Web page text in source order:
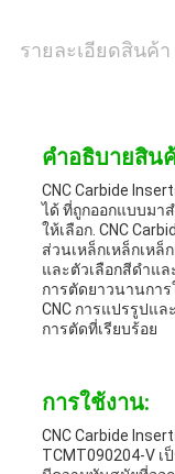
รายละเอียดสินค้า
คําอธิบายสิน
CNC Carbide
ได้ ที่ถูกออกแบบมา
ให้เลือก. CNC
ส่วนเหล็กเหล็กเหล็
และตัวเลือกสีดําแ
การตัดยาวนานกา
CNC การแปรรูปแ
การตัดที่เรียบร้อย
การใช้งาน:
CNC Carbide
TCMT090204-V